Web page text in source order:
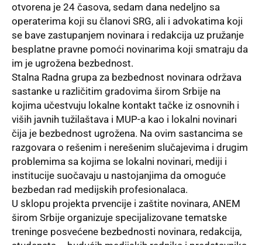
otvorena je 24 časova, sedam dana nedeljno sa
operaterima koji su članovi SRG, ali i advokatima koji
se bave zastupanjem novinara i redakcija uz pružanje
besplatne pravne pomoći novinarima koji smatraju da
im je ugrožena bezbednost.
Stalna Radna grupa za bezbednost novinara održava
sastanke u različitim gradovima širom Srbije na
kojima učestvuju lokalne kontakt tačke iz osnovnih i
viših javnih tužilaštava i MUP-a kao i lokalni novinari
čija je bezbednost ugrožena. Na ovim sastancima se
razgovara o rešenim i nerešenim slučajevima i drugim
problemima sa kojima se lokalni novinari, mediji i
institucije suočavaju u nastojanjima da omoguće
bezbedan rad medijskih profesionalaca.
U sklopu projekta prvencije i zaštite novinara, ANEM
širom Srbije organizuje specijalizovane tematske
treninge posvećene bezbednosti novinara, redakcija,